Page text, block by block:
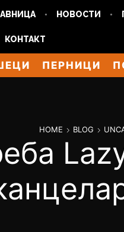
НОВОСТИ
КОНТАКТ
ПЕРНИЦИ
HOME BLOG